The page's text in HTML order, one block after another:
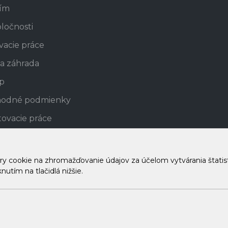
cookie na zhromažďovanie údajov za účelom vytvárania
na tlačidlá nižšie.
práce
záhrada
podmienky
práce
náradia